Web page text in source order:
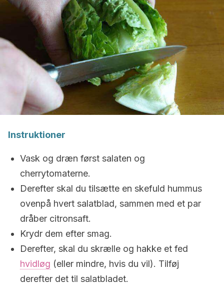
Instruktioner
Vask og dræn først salaten og
cherrytomaterne.
Derefter skal du tilsætte en skefuld hummus
ovenpå hvert salatblad, sammen med et par
dråber citronsaft.
Krydr dem efter smag.
Derefter, skal du skrælle og hakke et fed
hvidløg (eller mindre, hvis du vil). Tilføj
derefter det til salatbladet.